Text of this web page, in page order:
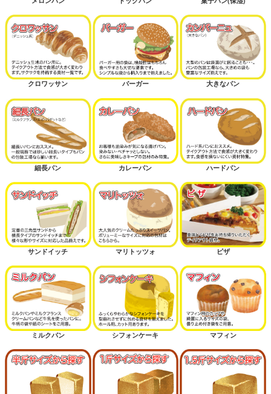
クロワッサン バーガー 大きなパン
細長パン カレーパン ハードパン
サンドイッチ マリトッツォ ピザ
ミルクパン シフォンケーキ マフィン